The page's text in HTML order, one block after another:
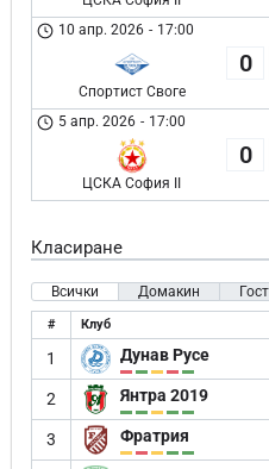
10 апр. 2026 - 17:00
Спортист Своге
0
5 апр. 2026 - 17:00
ЦСКА София II
0
Класиране
Всички Домакин Гост
# Клуб
1 Дунав Русе
2 Янтра 2019
3 Фратрия